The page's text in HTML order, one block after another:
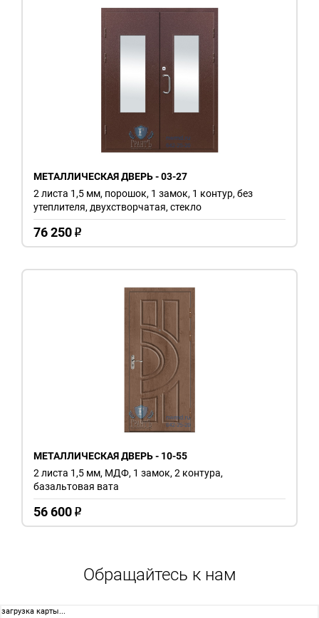
МЕТАЛЛИЧЕСКАЯ ДВЕРЬ - 03-27
76 250 o
2 листа 1,5 мм, порошок, 1 замок, 1 контур, без
утеплителя, двухстворчатая, стекло
МЕТАЛЛИЧЕСКАЯ ДВЕРЬ - 10-55
56 600 o
2 листа 1,5 мм, МДФ, 1 замок, 2 контура,
базальтовая вата
Обращайтесь к нам
загрузка карты...